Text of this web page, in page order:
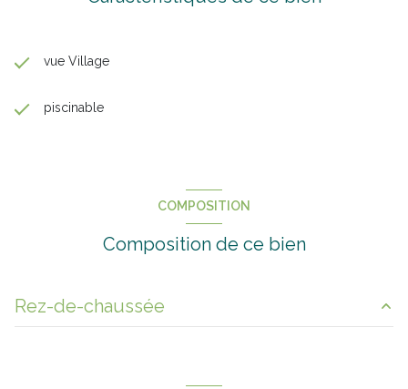
vue Village
piscinable
COMPOSITION
Composition de ce bien
Rez-de-chaussée